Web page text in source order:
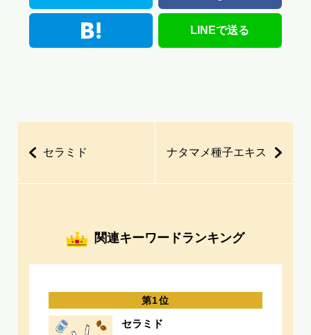
LINEで送る
セラミド ナタマメ種子エキス
関連キーワードランキング
セラミド